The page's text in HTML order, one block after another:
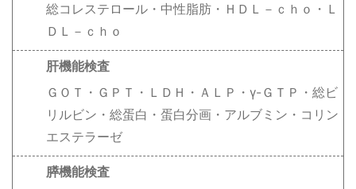
総コレステロール・中性脂肪・ＨＤＬ－ｃｈｏ・Ｌ
ＤＬ－ｃｈｏ
肝機能検査
ＧＯＴ・ＧＰＴ・ＬＤＨ・ＡＬＰ・γ-ＧＴＰ・総ビ
リルビン・総蛋白・蛋白分画・アルブミン・コリン
エステラーゼ
膵機能検査